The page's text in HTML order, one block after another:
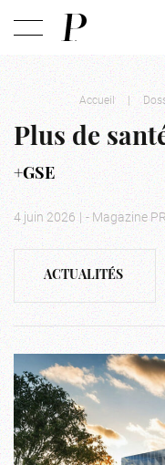
Accueil |
Plus de
+GSE
4 juin 2026 | - Magazine
ACTUALITÉS